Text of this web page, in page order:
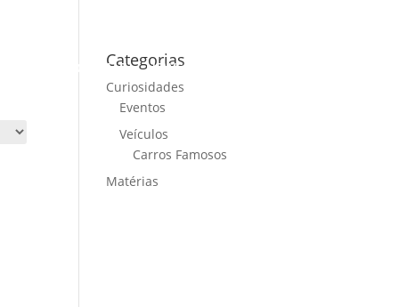
CARS FOR SALE NEWS
Categorias
Curiosidades
Eventos
Veículos
Carros Famosos
Matérias